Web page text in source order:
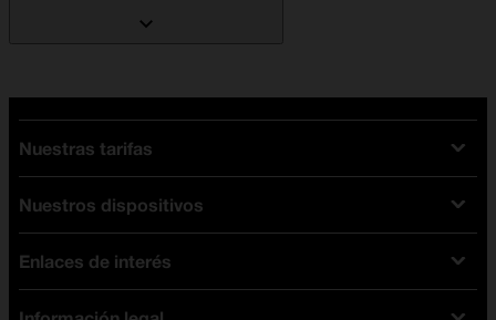
Nuestras tarifas
Tarifas Orange
Tarifas fibra y móvil
Tarifas móviles
Tarifas internet y fibra
Nuestros dispositivos
Ofertas en móviles
iPhone
Enlaces de interés